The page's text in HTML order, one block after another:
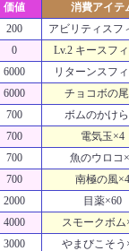
価値
消費アイテ
200
アビリティスフ
0
Lv.2 キースフ
6000
リターンスフ
6000
チョコボの
700
ボムのかけ
700
電気玉×4
700
魚のウロコ
700
南極の風×4
2000
目薬×60
4000
スモークボム
3000
やまびこそう